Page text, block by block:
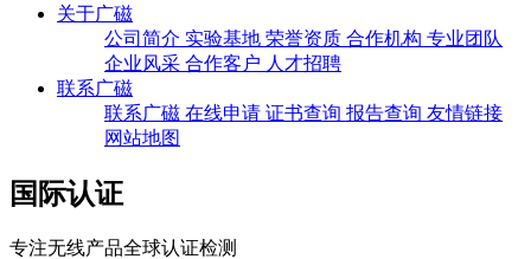
关于广磁
公司简介 实验基地 荣誉资质 合作机构 专业团队
企业风采 合作客户 人才招聘
联系广磁
联系广磁 在线申请 证书查询 报告查询 友情链接
网站地图
国际认证
专注无线产品全球认证检测